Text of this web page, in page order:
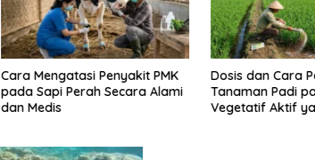
Cara Mengatasi Penyakit PMK
pada Sapi Perah Secara Alami
dan Medis
Dosis dan Cara
Tanaman Padi
Vegetatif Aktif